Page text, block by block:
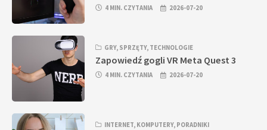
4 MIN. CZYTANIA 2026-07-20
GRY, SPRZĘTY, TECHNOLOGIE
Zapowiedź gogli VR Meta Quest 3
4 MIN. CZYTANIA 2026-07-20
INTERNET, KOMPUTERY, PORADNIKI